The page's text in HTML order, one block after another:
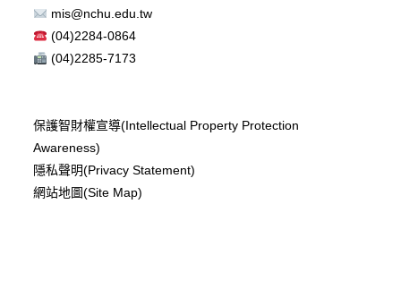
mis@nchu.edu.tw
(04)2284-0864
(04)2285-7173
保護智財權宣導(Intellectual Property Protection
Awareness)
隱私聲明(Privacy Statement)
網站地圖(Site Map)